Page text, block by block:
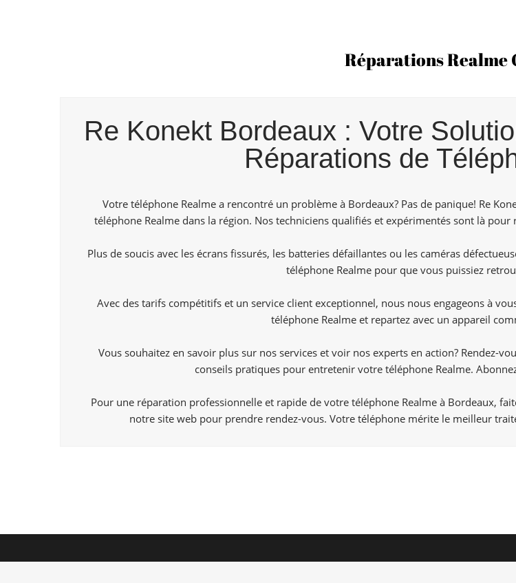
Réparations Realme
Re Konekt Bordeaux : Votre
Réparations de
Votre téléphone Realme a rencontré un problème à Bordeaux? Pas de panique! Re
téléphone Realme dans la région. Nos techniciens qualifiés et expérimentés sont là
Plus de soucis avec les écrans fissurés, les batteries défaillantes ou les caméras
téléphone Realme pour que vous puissiez
Avec des tarifs compétitifs et un service client exceptionnel, nous nous engageons à
téléphone Realme et repartez avec un appareil
Vous souhaitez en savoir plus sur nos services et voir nos experts en action? Rendez-
conseils pratiques pour entretenir votre téléphone Realme.
Pour une réparation professionnelle et rapide de votre téléphone Realme à Bordeaux,
notre site web pour prendre rendez-vous. Votre téléphone mérite le meilleur